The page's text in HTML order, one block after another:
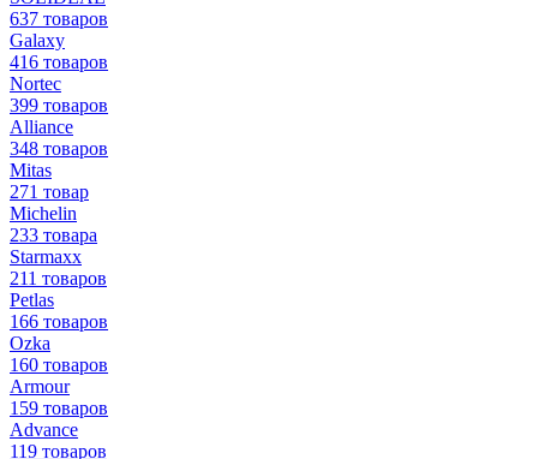
637 товаров
Galaxy
416 товаров
Nortec
399 товаров
Alliance
348 товаров
Mitas
271 товар
Michelin
233 товара
Starmaxx
211 товаров
Petlas
166 товаров
Ozka
160 товаров
Armour
159 товаров
Advance
119 товаров